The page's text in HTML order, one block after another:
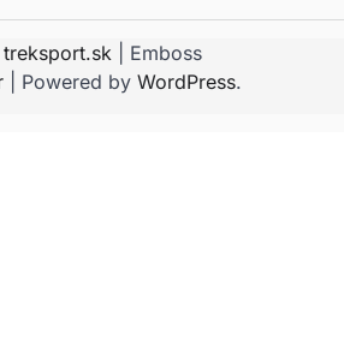
treksport.sk | Emboss
| Powered by WordPress.